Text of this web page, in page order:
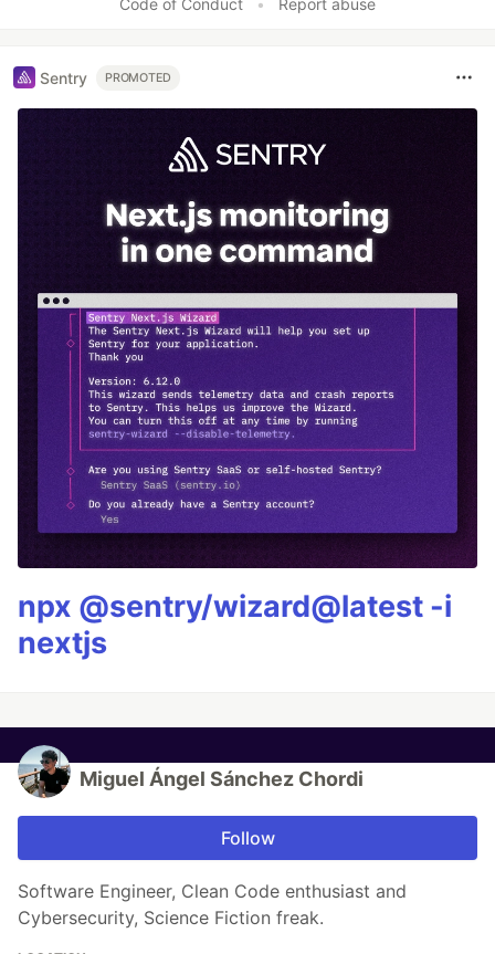
Code of Conduct • Report abuse
Sentry PROMOTED
npx @sentry/wizard@latest -i
nextjs
Miguel Ángel Sánchez Chordi
Follow
Software Engineer, Clean Code enthusiast and
Cybersecurity, Science Fiction freak.